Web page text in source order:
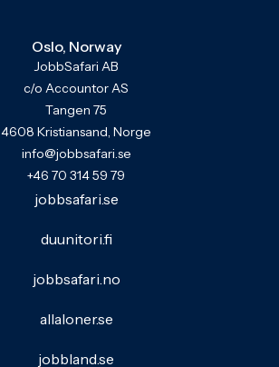
Oslo, Norway
JobbSafari AB
c/o Accountor AS
Tangen 75
4608 Kristiansand, Norge
info@jobbsafari.se
+46 70 314 59 79
jobbsafari.se
duunitori.fi
jobbsafari.no
allaloner.se
jobbland.se